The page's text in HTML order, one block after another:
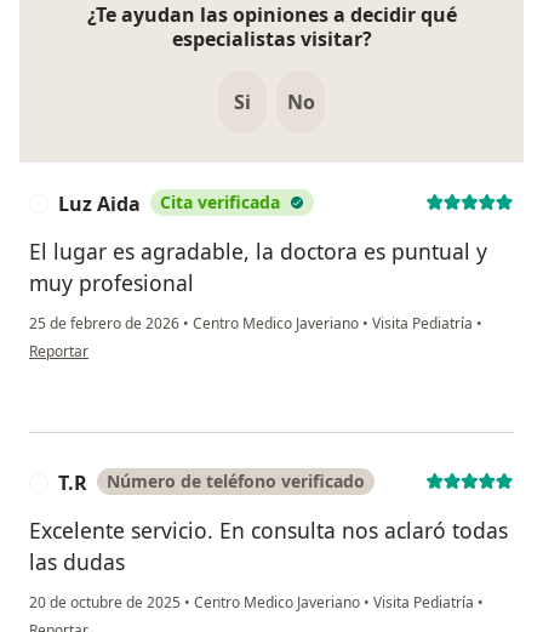
¿Te ayudan las opiniones a decidir qué
especialistas visitar?
Si No
Luz Aida Cita verificada
El lugar es agradable, la doctora es puntual y
muy profesional
25 de febrero de 2026 • Centro Medico Javeriano • Visita Pediatría •
en opinión del usuario Luz Aida
Reportar
T.R Número de teléfono verificado
Excelente servicio. En consulta nos aclaró todas
las dudas
20 de octubre de 2025 • Centro Medico Javeriano • Visita Pediatría •
en opinión del usuario T.R